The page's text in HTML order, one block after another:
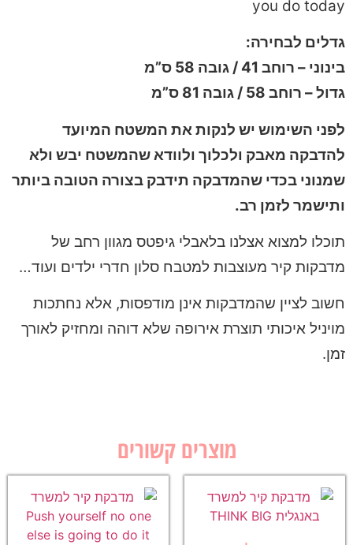
you do today
גדלים לבחירה:
בינוני – רוחב 41 / גובה 58 ס”מ
גדול – רוחב 58 / גובה 81 ס”מ
לפני השימוש יש לנקות את המשטח המיועד
להדבקה מאבק ולכלוך ולוודא שהמשטח יבש ולא
שמנוני בכדי שהמדבקה תידבק בצורה הטובה ביותר
ותישמר לזמן רב.
תוכלו למצוא אצלנו בלאבלי גיפטס מגוון רחב של
מדבקות קיר מעוצבות למטבח סלון חדרי ילדים ועוד…
חשוב לציין שהמדבקות אינן מודפסות, אלא נחתכות
מויניל איכותי תוצרת אירופה שלא דוהה ומחזיק לאורך
זמן.
מוצרים קשורים